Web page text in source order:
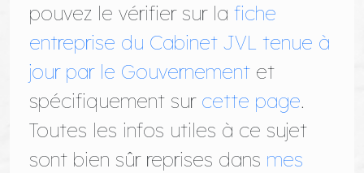
pouvez le vérifier sur la fiche
entreprise du Cabinet JVL tenue à
jour par le Gouvernement et
spécifiquement sur cette page.
Toutes les infos utiles à ce sujet
sont bien sûr reprises dans mes